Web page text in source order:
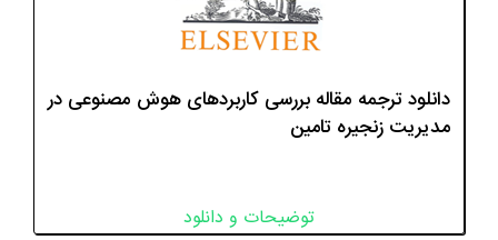
دانلود ترجمه مقاله بررسی کاربردهای هوش مصنوعی در
مدیریت زنجیره تامین
توضیحات و دانلود